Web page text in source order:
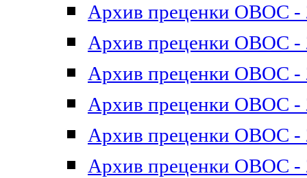
Архив преценки ОВОС -
Архив преценки ОВОС -
Архив преценки ОВОС -
Архив преценки ОВОС -
Архив преценки ОВОС -
Архив преценки ОВОС -